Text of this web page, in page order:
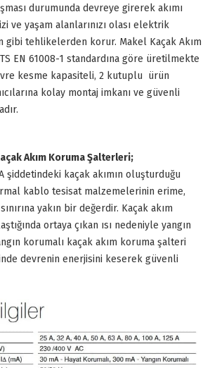
durumunda devreye girerek akımı
ve yaşam alanlarınızı olası elektrik
gibi tehlikelerden korur. Makel Kaçak Akım
EN 61008-1 standardına göre üretilmekte
kesme kapasiteli, 2 kutuplu ürün
kolay montaj imkanı ve güvenli
Akım Koruma Şalterleri;
şiddetindeki kaçak akımın oluşturduğu
kablo tesisat malzemelerinin erime,
yakın bir değerdir. Kaçak akım
ortaya çıkan ısı nedeniyle yangın
korumalı kaçak akım koruma şalteri
devrenin enerjisini keserek güvenli